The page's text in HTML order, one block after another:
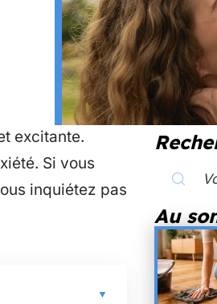
excitante.
Si vous
inquiétez pas
Au